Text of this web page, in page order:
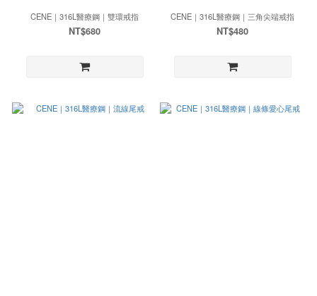
CENE｜316L醫療鋼｜雙環戒指
NT$680
CENE｜316L醫療鋼｜三角尖端戒指
NT$480